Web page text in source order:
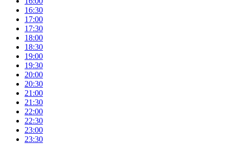
16:30
17:00
17:30
18:00
18:30
19:00
19:30
20:00
20:30
21:00
21:30
22:00
22:30
23:00
23:30